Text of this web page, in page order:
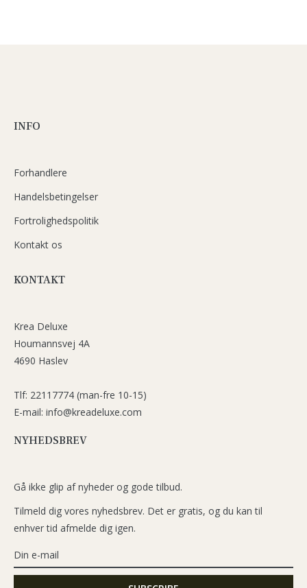
INFO
Forhandlere
Handelsbetingelser
Fortrolighedspolitik
Kontakt os
KONTAKT
Krea Deluxe
Houmannsvej 4A
4690 Haslev
Tlf: 22117774 (man-fre 10-15)
E-mail: info@kreadeluxe.com
NYHEDSBREV
Gå ikke glip af nyheder og gode tilbud.
Tilmeld dig vores nyhedsbrev. Det er gratis, og du kan til
enhver tid afmelde dig igen.